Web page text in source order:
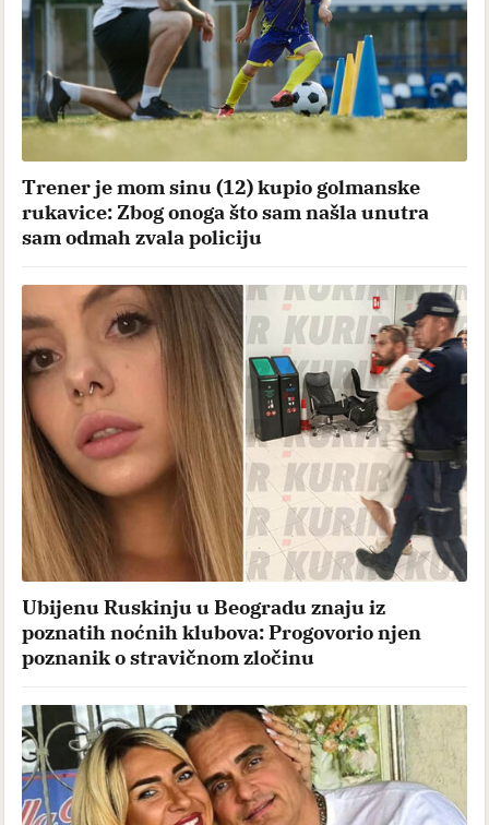
Trener je mom sinu (12) kupio golmanske
rukavice: Zbog onoga što sam našla unutra
sam odmah zvala policiju
Ubijenu Ruskinju u Beogradu znaju iz
poznatih noćnih klubova: Progovorio njen
poznanik o stravičnom zločinu